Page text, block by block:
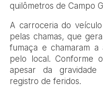
quilômetros de Campo
A carroceria do
pelas chamas, que
fumaça e chamaram a
pelo local. Conforme
apesar da
registro de feridos.